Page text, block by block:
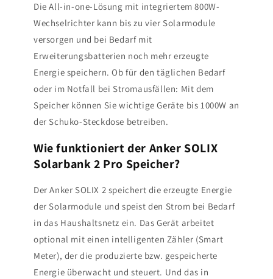
Die All-in-one-Lösung mit integriertem 800W-
Wechselrichter kann bis zu vier Solarmodule
versorgen und bei Bedarf mit
Erweiterungsbatterien noch mehr erzeugte
Energie speichern. Ob für den täglichen Bedarf
oder im Notfall bei Stromausfällen: Mit dem
Speicher können Sie wichtige Geräte bis 1000W an
der Schuko-Steckdose betreiben.
Wie funktioniert der Anker SOLIX
Solarbank 2 Pro Speicher?
Der Anker SOLIX 2 speichert die erzeugte Energie
der Solarmodule und speist den Strom bei Bedarf
in das Haushaltsnetz ein. Das Gerät arbeitet
optional mit einen intelligenten Zähler (Smart
Meter), der die produzierte bzw. gespeicherte
Energie überwacht und steuert. Und das in